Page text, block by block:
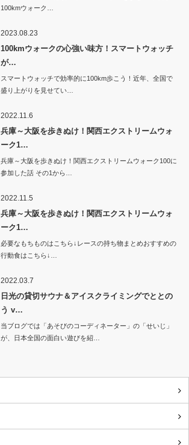
100kmウォーク…
2023.08.23
100kmウォークの心強い味方！スマートウォッチ
が…
スマートウォッチで効率的に100km歩こう！近年、全国で
盛り上がりを見せてい…
2022.11.6
兵庫～大阪を歩きぬけ！関西エクストリームウォ
ーク1…
兵庫～大阪を歩きぬけ！関西エクストリームウォーク100に
参加した話 その1から…
2022.11.5
兵庫～大阪を歩きぬけ！関西エクストリームウォ
ーク1…
必要なもちものはこちら↓レースの持ち物まとめおすすめの
行動食はこちら↓…
2022.03.7
日光の貸切サウナ＆アイスクライミングでととの
う v…
当ブログでは「あそびのコーディネーター」の「せいじ」
が、日本全国の面白い遊びを紹…